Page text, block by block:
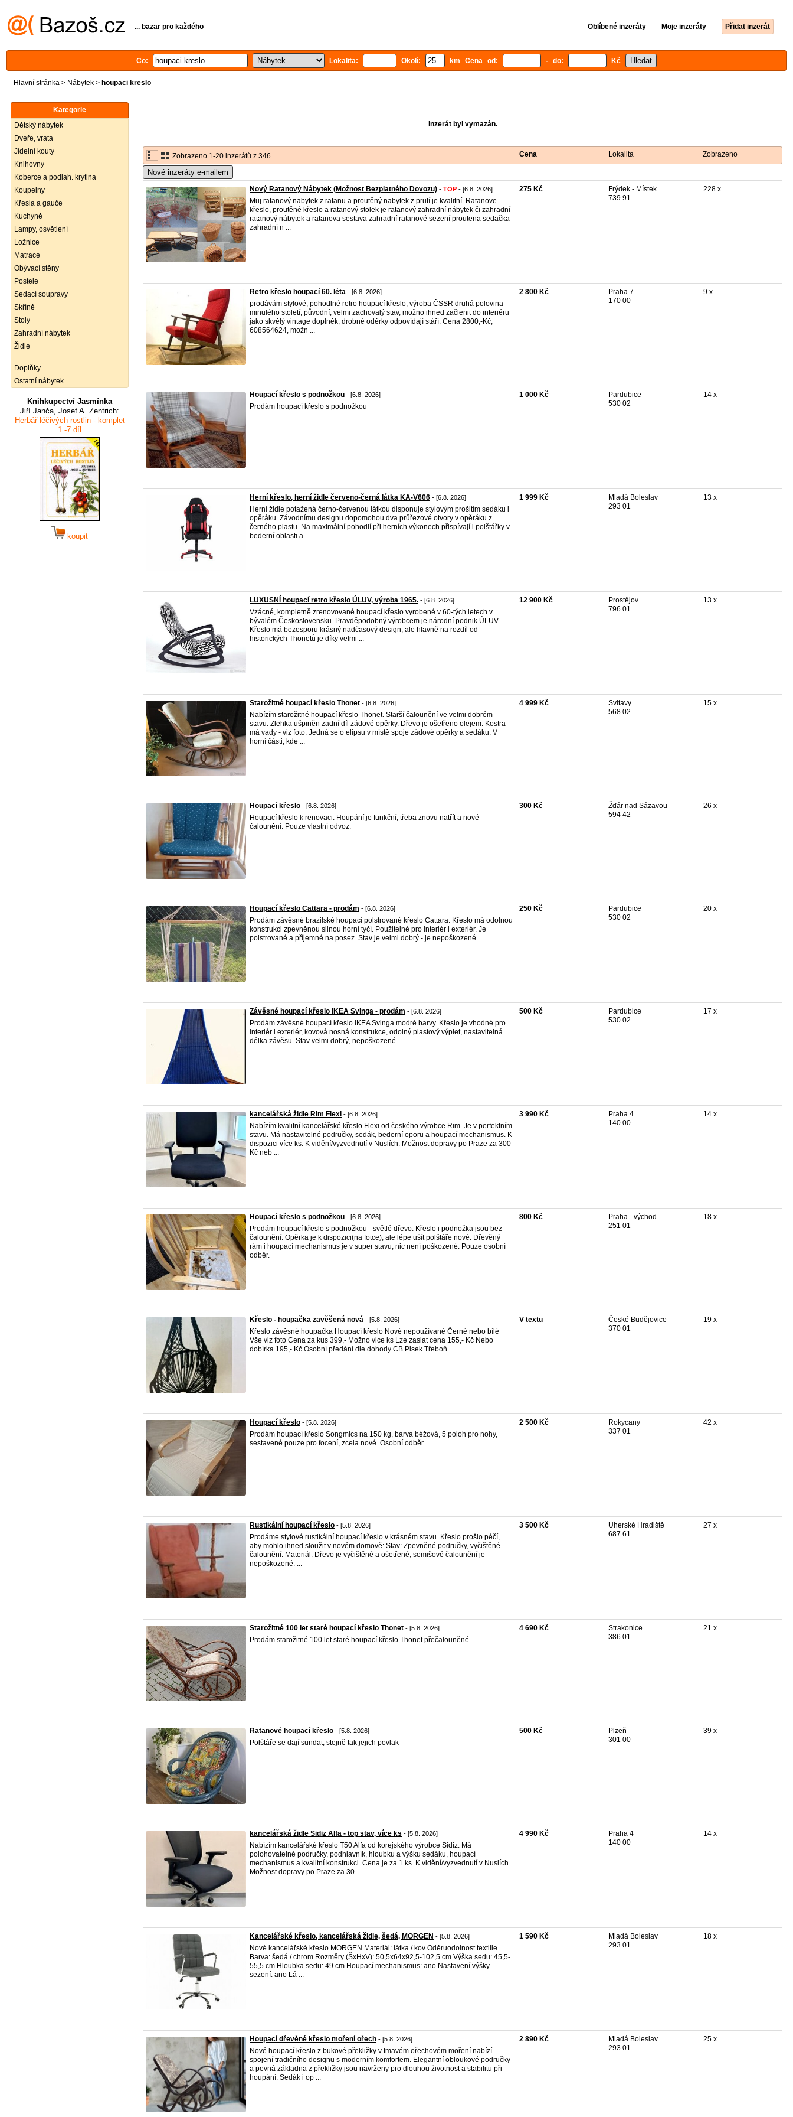
... bazar pro každého Oblíbené inzeráty Moje inzeráty Přidat inzerát
Co: Lokalita: Okolí: km Cena od: - do: Kč
Hlavní stránka > Nábytek > houpaci kreslo
Kategorie
Dětský nábytek
Dveře, vrata
Jídelní kouty
Knihovny
Koberce a podlah. krytina
Koupelny
Křesla a gauče
Kuchyně
Lampy, osvětlení
Ložnice
Matrace
Obývací stěny
Postele
Sedací soupravy
Skříně
Stoly
Zahradní nábytek
Židle
Doplňky
Ostatní nábytek
Knihkupectví Jasmínka
Jiří Janča, Josef A. Zentrich:
Herbář léčivých rostlin - komplet
1.-7.díl
koupit
Inzerát byl vymazán.
Zobrazeno 1-20 inzerátů z 346 Cena Lokalita Zobrazeno
Nové inzeráty e-mailem
Nový Ratanový Nábytek (Možnost Bezplatného Dovozu) - TOP - [6.8. 2026]
Můj ratanový nabytek z ratanu a proutěný nabytek z prutí je kvalitní. Ratanove
křeslo, proutěné křeslo a ratanový stolek je ratanový zahradní nábytek či zahradní
ratanový nábytek a ratanova sestava zahradní ratanové sezení proutena sedačka
zahradní n ...
275 Kč
Frýdek - Místek
739 91
228 x
Retro křeslo houpací 60. léta - [6.8. 2026]
prodávám stylové, pohodlné retro houpací křeslo, výroba ČSSR druhá polovina
minulého století, původní, velmi zachovalý stav, možno ihned začlenit do interiéru
jako skvělý vintage doplněk, drobné oděrky odpovídají stáří. Cena 2800,-Kč,
608564624, možn ...
2 800 Kč
Praha 7
170 00
9 x
Houpací křeslo s podnožkou - [6.8. 2026]
Prodám houpací křeslo s podnožkou
1 000 Kč
Pardubice
530 02
14 x
Herní křeslo, herní židle červeno-černá látka KA-V606 - [6.8. 2026]
Herní židle potažená černo-červenou látkou disponuje stylovým prošitím sedáku i
opěráku. Závodnímu designu dopomohou dva průřezové otvory v opěráku z
černého plastu. Na maximální pohodlí při herních výkonech přispívají i polštářky v
bederní oblasti a ...
1 999 Kč
Mladá Boleslav
293 01
13 x
LUXUSNÍ houpací retro křeslo ÚLUV, výroba 1965. - [6.8. 2026]
Vzácné, kompletně zrenovované houpací křeslo vyrobené v 60-tých letech v
bývalém Československu. Pravděpodobný výrobcem je národní podnik ÚLUV.
Křeslo má bezesporu krásný nadčasový design, ale hlavně na rozdíl od
historických Thonetů je díky velmi ...
12 900 Kč
Prostějov
796 01
13 x
Starožitné houpací křeslo Thonet - [6.8. 2026]
Nabízím starožitné houpací křeslo Thonet. Starší čalounění ve velmi dobrém
stavu. Zlehka ušpiněn zadní díl zádové opěrky. Dřevo je ošetřeno olejem. Kostra
má vady - viz foto. Jedná se o elipsu v místě spoje zádové opěrky a sedáku. V
horní části, kde ...
4 999 Kč
Svitavy
568 02
15 x
Houpací křeslo - [6.8. 2026]
Houpací křeslo k renovaci. Houpání je funkční, třeba znovu natřít a nové
čalounění. Pouze vlastní odvoz.
300 Kč
Žďár nad Sázavou
594 42
26 x
Houpací křeslo Cattara - prodám - [6.8. 2026]
Prodám závěsné brazilské houpací polstrované křeslo Cattara. Křeslo má odolnou
konstrukci zpevněnou silnou horní tyčí. Použitelné pro interiér i exteriér. Je
polstrované a příjemné na posez. Stav je velmi dobrý - je nepoškozené.
250 Kč
Pardubice
530 02
20 x
Závěsné houpací křeslo IKEA Svinga - prodám - [6.8. 2026]
Prodám závěsné houpací křeslo IKEA Svinga modré barvy. Křeslo je vhodné pro
interiér i exteriér, kovová nosná konstrukce, odolný plastový výplet, nastavitelná
délka závěsu. Stav velmi dobrý, nepoškozené.
500 Kč
Pardubice
530 02
17 x
kancelářská židle Rim Flexi - [6.8. 2026]
Nabízím kvalitní kancelářské křeslo Flexi od českého výrobce Rim. Je v perfektním
stavu. Má nastavitelné područky, sedák, bederní oporu a houpací mechanismus. K
dispozici více ks. K vidění/vyzvednutí v Nuslích. Možnost dopravy po Praze za 300
Kč neb ...
3 990 Kč
Praha 4
140 00
14 x
Houpací křeslo s podnožkou - [6.8. 2026]
Prodám houpací křeslo s podnožkou - světlé dřevo. Křeslo i podnožka jsou bez
čalounění. Opěrka je k dispozici(na fotce), ale lépe ušít polštáře nové. Dřevěný
rám i houpací mechanismus je v super stavu, nic není poškozené. Pouze osobní
odběr.
800 Kč
Praha - východ
251 01
18 x
Křeslo - houpačka zavěšená nová - [5.8. 2026]
Křeslo závěsné houpačka Houpací křeslo Nové nepoužívané Černé nebo bílé
Vše viz foto Cena za kus 399,- Možno vice ks Lze zaslat cena 155,- Kč Nebo
dobírka 195,- Kč Osobní předání dle dohody CB Pisek Třeboň
V textu
České Budějovice
370 01
19 x
Houpací křeslo - [5.8. 2026]
Prodám houpací křeslo Songmics na 150 kg, barva béžová, 5 poloh pro nohy,
sestavené pouze pro focení, zcela nové. Osobní odběr.
2 500 Kč
Rokycany
337 01
42 x
Rustikální houpací křeslo - [5.8. 2026]
Prodáme stylové rustikální houpací křeslo v krásném stavu. Křeslo prošlo péčí,
aby mohlo ihned sloužit v novém domově: Stav: Zpevněné područky, vyčištěné
čalounění. Materiál: Dřevo je vyčištěné a ošetřené; semišové čalounění je
nepoškozené. ...
3 500 Kč
Uherské Hradiště
687 61
27 x
Starožitné 100 let staré houpací křeslo Thonet - [5.8. 2026]
Prodám starožitné 100 let staré houpací křeslo Thonet přečalouněné
4 690 Kč
Strakonice
386 01
21 x
Ratanové houpací křeslo - [5.8. 2026]
Polštáře se dají sundat, stejně tak jejich povlak
500 Kč
Plzeň
301 00
39 x
kancelářská židle Sidiz Alfa - top stav, více ks - [5.8. 2026]
Nabízím kancelářské křeslo T50 Alfa od korejského výrobce Sidiz. Má
polohovatelné područky, podhlavník, hloubku a výšku sedáku, houpací
mechanismus a kvalitní konstrukci. Cena je za 1 ks. K vidění/vyzvednutí v Nuslích.
Možnost dopravy po Praze za 30 ...
4 990 Kč
Praha 4
140 00
14 x
Kancelářské křeslo, kancelářská židle, šedá, MORGEN - [5.8. 2026]
Nové kancelářské křeslo MORGEN Materiál: látka / kov Oděruodolnost textilie.
Barva: šedá / chrom Rozměry (ŠxHxV): 50,5x64x92,5-102,5 cm Výška sedu: 45,5-
55,5 cm Hloubka sedu: 49 cm Houpací mechanismus: ano Nastavení výšky
sezení: ano Lá ...
1 590 Kč
Mladá Boleslav
293 01
18 x
Houpací dřevěné křeslo moření ořech - [5.8. 2026]
Nové houpací křeslo z bukové překližky v tmavém ořechovém moření nabízí
spojení tradičního designu s moderním komfortem. Elegantní obloukové područky
a pevná základna z překližky jsou navrženy pro dlouhou životnost a stabilitu při
houpání. Sedák i op ...
2 890 Kč
Mladá Boleslav
293 01
25 x